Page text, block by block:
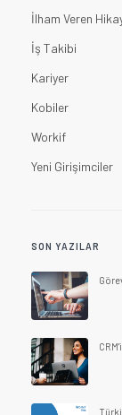
İlham Veren
İş Takibi
Kariyer
Kobiler
Workif
Yeni Girişimciler
SON YAZILAR